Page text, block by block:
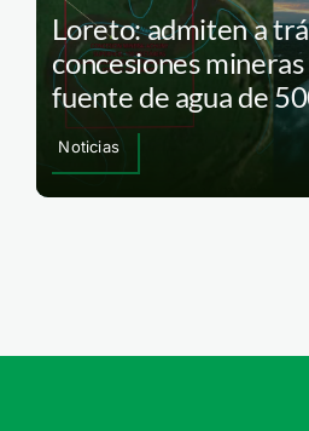
Loreto: admiten a
concesiones
fuente de agua de
Noticias